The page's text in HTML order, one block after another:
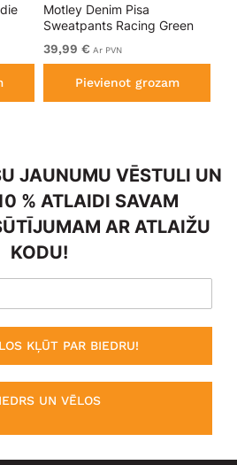
Motley Denim Pisa
Sweatpants Racing Green
39,99 € Ar PVN
Pievienot grozam
JAUNUMU VĒSTULI UN
% ATLAIDI SAVAM
AR ATLAIŽU
KODU!
KĻŪT PAR BIEDRU!
UN VĒLOS